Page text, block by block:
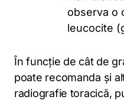
observa o
leucocite
În funcție de cât de
poate recomanda și
radiografie toracică,